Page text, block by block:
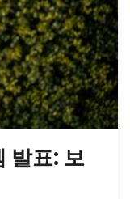
발표: 보